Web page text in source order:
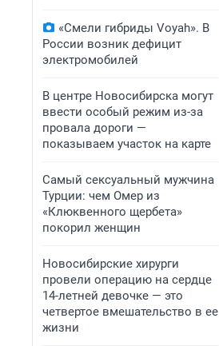
«Смели гибриды Voyah». В
России возник дефицит
электромобилей
В центре Новосибирска могут
ввести особый режим из-за
провала дороги —
показываем участок на карте
Самый сексуальный мужчина
Турции: чем Омер из
«Клюквенного щербета»
покорил женщин
Новосибирские хирурги
провели операцию на сердце
14-летней девочке — это
четвертое вмешательство в ее
жизни